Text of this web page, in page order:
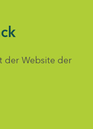
der Website der
auswählen